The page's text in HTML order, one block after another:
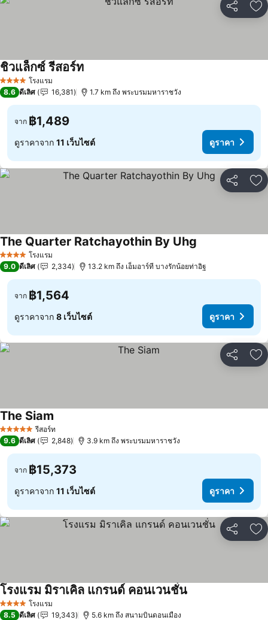
แชร์ เ
4 ดาว โรงแรม
ชิวแล็กซ์ รีสอร์ทดูราคา
8.6 ดีเลิศ 16,381 1.7 km ถึง พระบรมมหาราชวัง
จาก ฿1,489
ดูราคาจาก 11 เว็บไซต์ ดูราคา
แชร์ เ
4 ดาว โรงแรม
The Quarter Ratchayothin By Uhg
9.0 ดีเลิศ 2,334 13.2 km ถึง เอ็มอาร์ที บางรักน้อยท่าอิฐ
จาก ฿1,564
ดูราคาจาก 8 เว็บไซต์ ดูราคา
แชร์ เ
5 ดาว รีสอร์ท
The Siam
9.6 ดีเลิศ 2,848 3.9 km ถึง พระบรมมหาราชวัง
จาก ฿15,373
ดูราคาจาก 11 เว็บไซต์ ดูราคา
แชร์ เ
4 ดาว โรงแรม
โรงแรม มิราเคิล แกรนด์ คอนเวนชั่นดูราคา
8.5 ดีเลิศ 19,343 5.6 km ถึง สนามบินดอนเมือง